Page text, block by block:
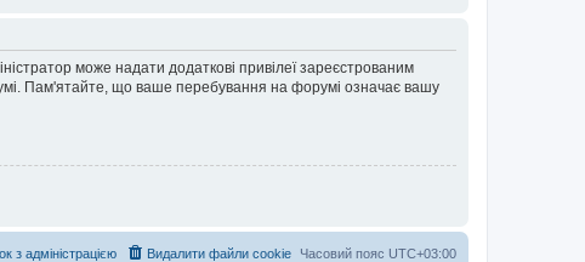
може надати додаткові привілеї зареєстрованим
Пам'ятайте, що ваше перебування на форумі означає вашу
Часовий пояс UTC+03:00
Видалити файли cookie
з адміністрацією